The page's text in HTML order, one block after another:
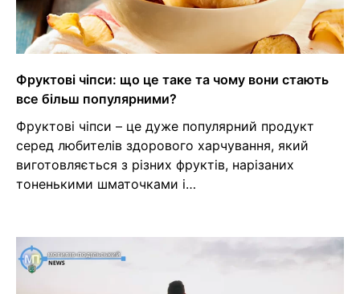
Фруктові чіпси: що це таке та чому вони стають
все більш популярними?
Фруктові чіпси – це дуже популярний продукт
серед любителів здорового харчування, який
виготовляється з різних фруктів, нарізаних
тоненькими шматочками і…